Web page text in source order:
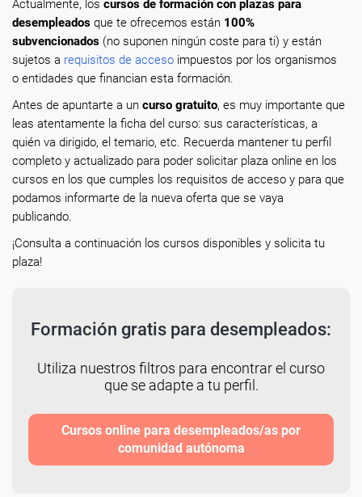
Actualmente, los cursos de formación con plazas para
desempleados que te ofrecemos están 100%
subvencionados (no suponen ningún coste para ti) y están
sujetos a requisitos de acceso impuestos por los organismos
o entidades que financian esta formación.
Antes de apuntarte a un curso gratuito, es muy importante que
leas atentamente la ficha del curso: sus características, a
quién va dirigido, el temario, etc. Recuerda mantener tu perfil
completo y actualizado para poder solicitar plaza online en los
cursos en los que cumples los requisitos de acceso y para que
podamos informarte de la nueva oferta que se vaya
publicando.
¡Consulta a continuación los cursos disponibles y solicita tu
plaza!
Formación gratis para desempleados:
Utiliza nuestros filtros para encontrar el curso
que se adapte a tu perfil.
Cursos online para desempleados/as por
comunidad autónoma